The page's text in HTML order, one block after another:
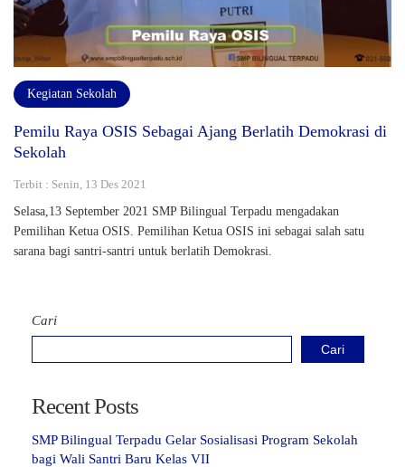
Kegiatan Sekolah
Pemilu Raya OSIS Sebagai Ajang Berlatih Demokrasi di
Sekolah
Terbit : Senin, 13 Des 2021
Selasa,13 September 2021 SMP Bilingual Terpadu mengadakan
Pemilihan Ketua OSIS. Pemilihan Ketua OSIS ini sebagai salah satu
sarana bagi santri-santri untuk berlatih Demokrasi.
Cari
Cari
Recent Posts
SMP Bilingual Terpadu Gelar Sosialisasi Program Sekolah
bagi Wali Santri Baru Kelas VII